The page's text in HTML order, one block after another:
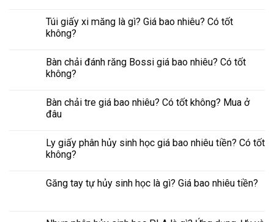
Túi giấy xi măng là gì? Giá bao nhiêu? Có tốt
không?
Bàn chải đánh răng Bossi giá bao nhiêu? Có tốt
không?
Bàn chải tre giá bao nhiêu? Có tốt không? Mua ở
đâu
Ly giấy phân hủy sinh học giá bao nhiêu tiền? Có tốt
không?
Găng tay tự hủy sinh học là gì? Giá bao nhiêu tiền?